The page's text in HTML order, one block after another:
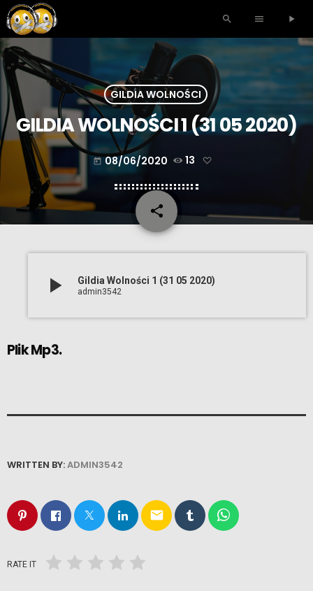
search menu play_arrow
GILDIA WOLNOŚCI
GILDIA WOLNOŚCI 1 (31 05 2020)
today 08/06/2020 13
share
email
play_arrow Gildia Wolności 1 (31 05 2020)
admin3542
Plik Mp3.
WRITTEN BY:ADMIN3542
email
RATE IT